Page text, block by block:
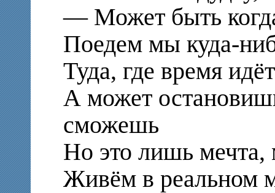
— Может быть
Поедем мы куда-
Туда, где время
А может
сможешь
Но это лишь мечта,
Живём в реальном